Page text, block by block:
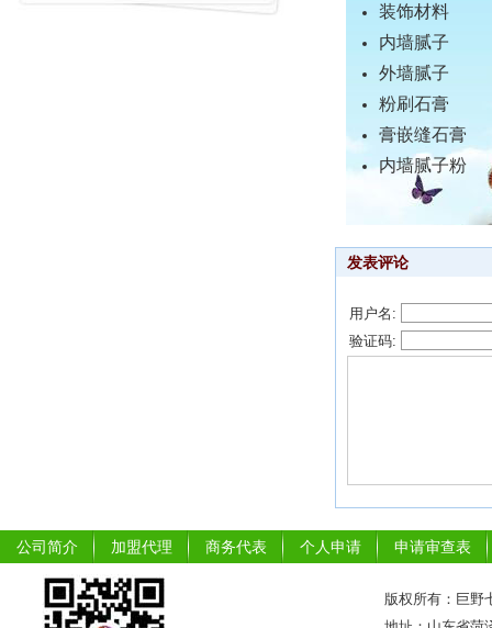
装饰材料
内墙腻子
外墙腻子
粉刷石膏
膏嵌缝石膏
内墙腻子粉
发表评论
用户名:
验证码:
公司简介 加盟代理 商务代表 个人申请 申请审查表
版权所有：巨野